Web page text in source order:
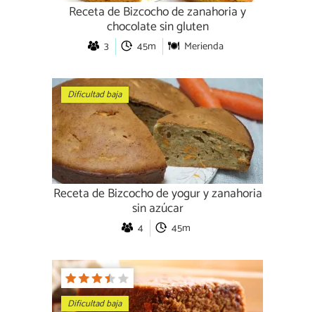
Receta de Bizcocho de zanahoria y
chocolate sin gluten
3 45m Merienda
Dificultad baja
Receta de Bizcocho de yogur y zanahoria
sin azúcar
4 45m
Dificultad baja